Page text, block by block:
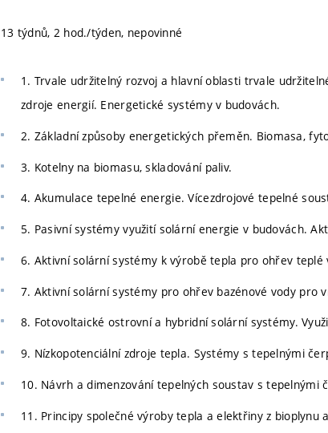
13 týdnů, 2 hod./týden, nepovinné
1. Trvale udržitelný rozvoj a hlavní oblasti trvale
zdroje energií. Energetické systémy v budovách.
2. Základní způsoby energetických přeměn. Biomasa,
3. Kotelny na biomasu, skladování paliv.
4. Akumulace tepelné energie. Vícezdrojové tepelné
5. Pasivní systémy využití solární energie v budovách.
6. Aktivní solární systémy k výrobě tepla pro ohřev teplé
7. Aktivní solární systémy pro ohřev bazénové vody pro
8. Fotovoltaické ostrovní a hybridní solární systémy.
9. Nízkopotenciální zdroje tepla. Systémy s tepelnými
10. Návrh a dimenzování tepelných soustav s tepelnými
11. Principy společné výroby tepla a elektřiny z bioplynu